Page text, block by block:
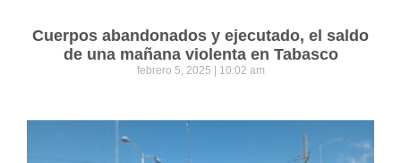
Cuerpos abandonados y ejecutado, el saldo
de una mañana violenta en Tabasco
febrero 5, 2025 10:02 am